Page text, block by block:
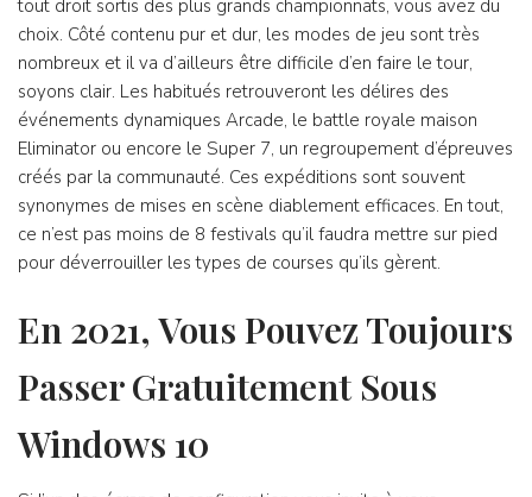
tout droit sortis des plus grands championnats, vous avez du
choix. Côté contenu pur et dur, les modes de jeu sont très
nombreux et il va d’ailleurs être difficile d’en faire le tour,
soyons clair. Les habitués retrouveront les délires des
événements dynamiques Arcade, le battle royale maison
Eliminator ou encore le Super 7, un regroupement d’épreuves
créés par la communauté. Ces expéditions sont souvent
synonymes de mises en scène diablement efficaces. En tout,
ce n’est pas moins de 8 festivals qu’il faudra mettre sur pied
pour déverrouiller les types de courses qu’ils gèrent.
En 2021, Vous Pouvez Toujours
Passer Gratuitement Sous
Windows 10